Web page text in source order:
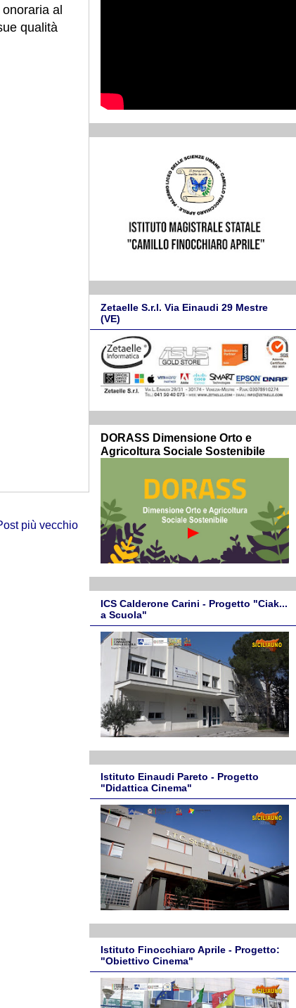
al
qualità
più vecchio
Zetaelle S.r.l. Via Einaudi 29 Mestre
(VE)
DORASS Dimensione Orto e
Agricoltura Sociale Sostenibile
ICS Calderone Carini - Progetto "Ciak...
a Scuola"
Istituto Einaudi Pareto - Progetto
"Didattica Cinema"
Istituto Finocchiaro Aprile - Progetto:
"Obiettivo Cinema"